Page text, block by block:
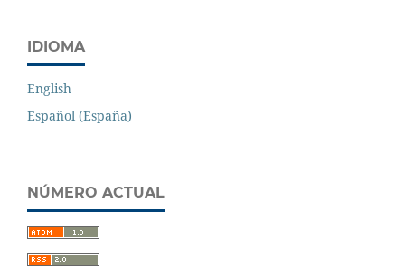
IDIOMA
English
Español (España)
NÚMERO ACTUAL